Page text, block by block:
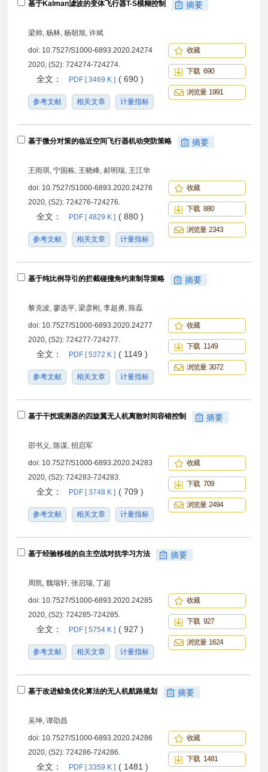
基于Kalman滤波的变体飞行器T-S模糊控制 摘要
梁帅, 杨林, 杨朝旭, 许斌
doi: 10.7527/S1000-6893.2020.24274
2020, (S2): 724274-724274.
全文： PDF [ 3469 K ] ( 690 )
参考文献 相关文章 计量指标
收藏
下载 690
浏览量 1991
基于微分对策的临近空间飞行器机动突防策略 摘要
王雨琪, 宁国栋, 王晓峰, 郝明瑞, 王江华
doi: 10.7527/S1000-6893.2020.24276
2020, (S2): 724276-724276.
全文： PDF [ 4829 K ] ( 880 )
参考文献 相关文章 计量指标
收藏
下载 880
浏览量 2343
基于纯比例导引的拦截碰撞角约束制导策略 摘要
黎克波, 廖选平, 梁彦刚, 李超勇, 陈磊
doi: 10.7527/S1000-6893.2020.24277
2020, (S2): 724277-724277.
全文： PDF [ 5372 K ] ( 1149 )
参考文献 相关文章 计量指标
收藏
下载 1149
浏览量 3072
基于干扰观测器的四旋翼无人机离散时间容错控制 摘要
邵书义, 陈谋, 招启军
doi: 10.7527/S1000-6893.2020.24283
2020, (S2): 724283-724283.
全文： PDF [ 3748 K ] ( 709 )
参考文献 相关文章 计量指标
收藏
下载 709
浏览量 2494
基于经验移植的自主空战对抗学习方法 摘要
周凯, 魏瑞轩, 张启瑞, 丁超
doi: 10.7527/S1000-6893.2020.24285
2020, (S2): 724285-724285.
全文： PDF [ 5754 K ] ( 927 )
参考文献 相关文章 计量指标
收藏
下载 927
浏览量 1624
基于改进鲸鱼优化算法的无人机航路规划 摘要
吴坤, 谭劭昌
doi: 10.7527/S1000-6893.2020.24286
2020, (S2): 724286-724286.
全文： PDF [ 3359 K ] ( 1481 )
收藏
下载 1481